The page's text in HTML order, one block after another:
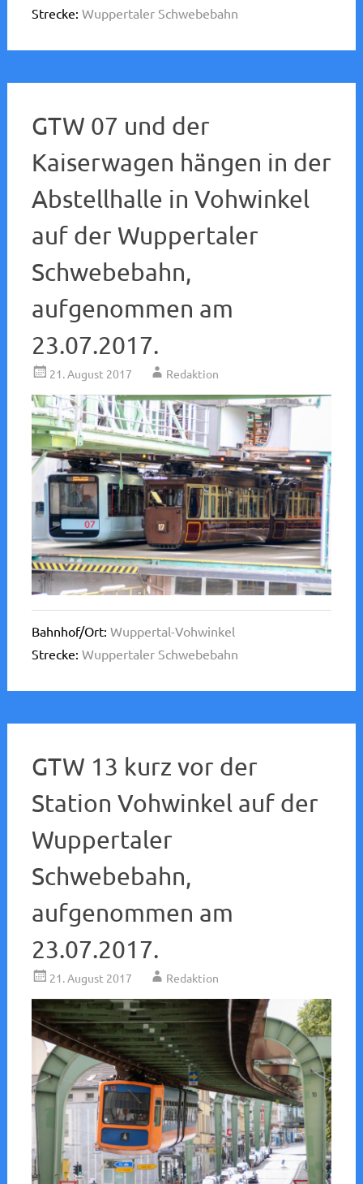
Strecke: Wuppertaler Schwebebahn
GTW 07 und der
Kaiserwagen hängen in der
Abstellhalle in Vohwinkel
auf der Wuppertaler
Schwebebahn,
aufgenommen am
23.07.2017.
21. August 2017 Redaktion
Bahnhof/Ort: Wuppertal-Vohwinkel
Strecke: Wuppertaler Schwebebahn
GTW 13 kurz vor der
Station Vohwinkel auf der
Wuppertaler
Schwebebahn,
aufgenommen am
23.07.2017.
21. August 2017 Redaktion